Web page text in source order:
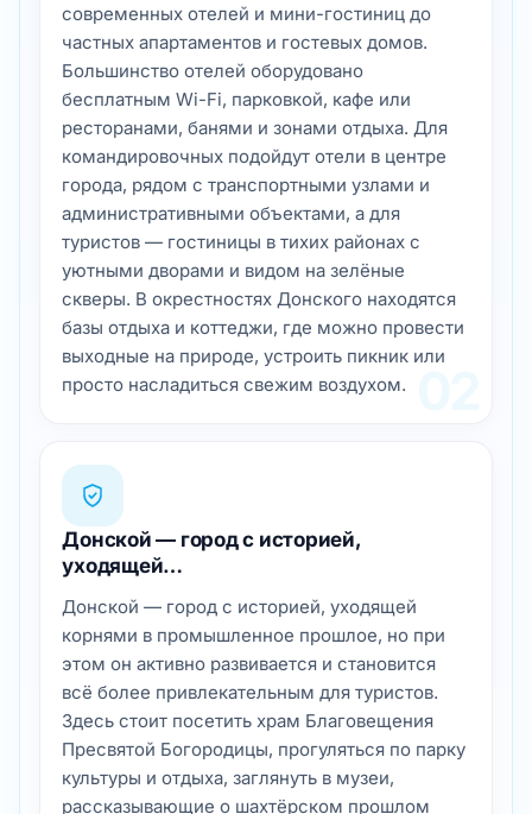
современных отелей и мини-гостиниц до
частных апартаментов и гостевых домов.
Большинство отелей оборудовано
бесплатным Wi-Fi, парковкой, кафе или
ресторанами, банями и зонами отдыха. Для
командировочных подойдут отели в центре
города, рядом с транспортными узлами и
административными объектами, а для
туристов — гостиницы в тихих районах с
уютными дворами и видом на зелёные
скверы. В окрестностях Донского находятся
базы отдыха и коттеджи, где можно провести
выходные на природе, устроить пикник или
просто насладиться свежим воздухом.
Донской — город с историей,
уходящей…
Донской — город с историей, уходящей
корнями в промышленное прошлое, но при
этом он активно развивается и становится
всё более привлекательным для туристов.
Здесь стоит посетить храм Благовещения
Пресвятой Богородицы, прогуляться по парку
культуры и отдыха, заглянуть в музеи,
рассказывающие о шахтёрском прошлом